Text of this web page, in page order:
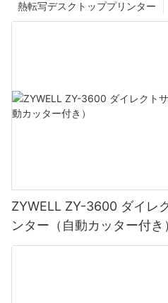
熱転写デスクトッププリンター
ZYWELL ZY-3600 ダイレ
ンター（自動カッター付き